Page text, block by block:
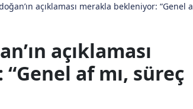
açıklaması merakla bekleniyor: “Genel
açıklaması
af mı, süreç